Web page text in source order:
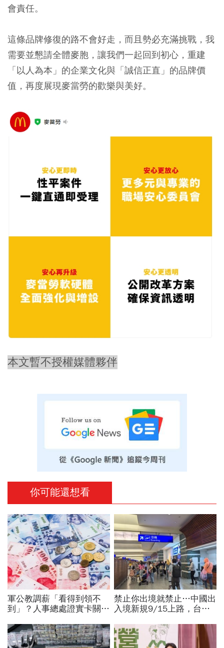
會責任。
這條品牌修復的路不會好走，而且勢必充滿挑戰，我
需要並懇請全體麥胞，讓我們一起回到初心，重建
「以人為本」的企業文化與「誠信正直」的品牌價
值，再度展現麥當勞的歡樂與美好。
本文暫不授權媒體夥伴
你可能還想看
軍公教調薪「看得到領不
到」？人事總處證實卡關，
薪4%能如期上路？
禁止你出境就禁止…中國出
入境新規9/15上路，台灣
職業特別注意：前例在這